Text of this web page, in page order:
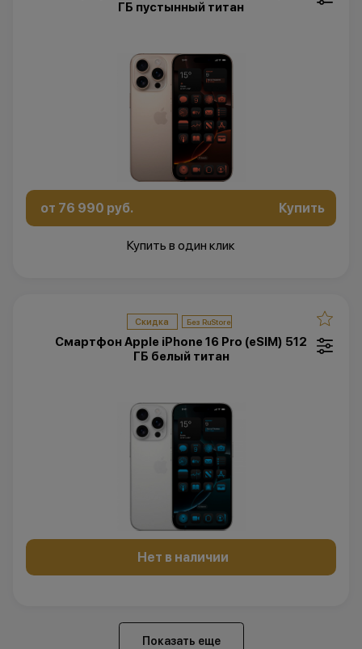
ГБ пустынный титан
от 76 990 руб. Купить
Купить в один клик
Скидка
Смартфон Apple iPhone 16 Pro (eSIM) 512
ГБ белый титан
Нет в наличии
Показать еще